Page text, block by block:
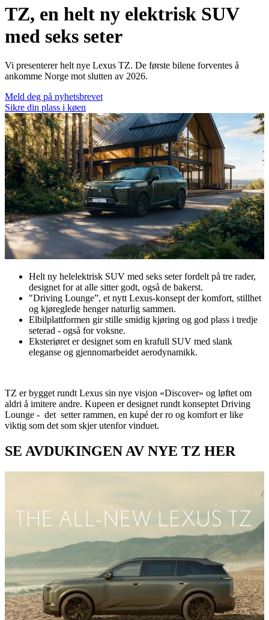
TZ, en helt ny elektrisk SUV
med seks seter
Vi presenterer helt nye Lexus TZ. De første bilene forventes å
ankomme Norge mot slutten av 2026.
Meld deg på nyhetsbrevet
Sikre din plass i køen
Helt ny helelektrisk SUV med seks seter fordelt på tre rader,
designet for at alle sitter godt, også de bakerst.
"Driving Lounge”, et nytt Lexus-konsept der komfort, stillhet
og kjøreglede henger naturlig sammen.
Elbilplattformen gir stille smidig kjøring og god plass i tredje
seterad - også for voksne.
Eksteriøret er designet som en krafull SUV med slank
eleganse og gjennomarbeidet aerodynamikk.
TZ er bygget rundt Lexus sin nye visjon «Discover» og løftet om
aldri å imitere andre. Kupeen er designet rundt konseptet Driving
Lounge - det setter rammen, en kupé der ro og komfort er like
viktig som det som skjer utenfor vinduet.
SE AVDUKINGEN AV NYE TZ HER